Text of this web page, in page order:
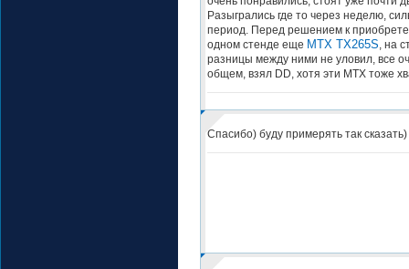
Разыгрались где то через неделю,
период. Перед решением к
одном стенде еще MTX TX265S, на
разницы между ними не уловил, все
общем, взял DD, хотя эти MTX тоже
Спасибо) буду примерять так сказать)